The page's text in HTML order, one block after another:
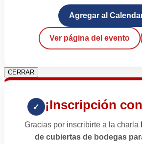
Agregar al
Ver página del evento
CERRAR
✓ ¡Inscripción
Gracias por inscribirte a la charla
de cubiertas de bodegas